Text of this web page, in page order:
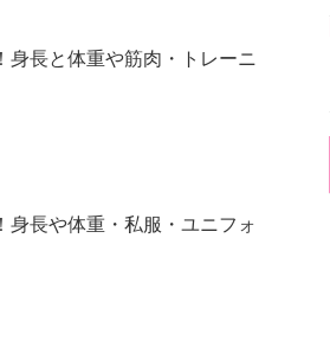
身長と体重や筋肉・トレーニ
身長や体重・私服・ユニフォ